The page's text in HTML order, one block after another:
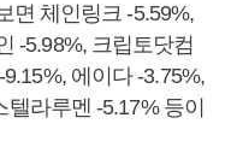
면 체인링크 -5.59%,
-5.98%, 크립토닷컴
에이다 -3.75%,
라루멘 -5.17% 등이